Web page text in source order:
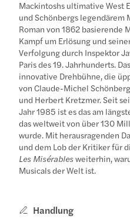
Mackintoshs ultimative West
und Schönbergs legendärem
Roman von 1862 basierende
Kampf um Erlösung und
Verfolgung durch Inspektor
Paris des 19. Jahrhunderts.
innovative Drehbühne, die
von Claude-Michel
und Herbert Kretzmer. Seit
Jahr 1985 ist es das am
das weltweit von über 130
wurde. Mit herausragenden
und dem Lob der Kritiker für
Les Misérablesweiterhin,
Musicals der Welt ist.
Handlung